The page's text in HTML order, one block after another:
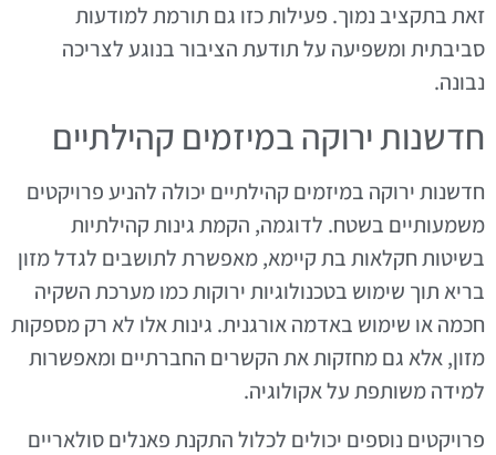
זאת בתקציב נמוך. פעילות כזו גם תורמת למודעות
סביבתית ומשפיעה על תודעת הציבור בנוגע לצריכה
נבונה.
חדשנות ירוקה במיזמים קהילתיים
חדשנות ירוקה במיזמים קהילתיים יכולה להניע פרויקטים
משמעותיים בשטח. לדוגמה, הקמת גינות קהילתיות
בשיטות חקלאות בת קיימא, מאפשרת לתושבים לגדל מזון
בריא תוך שימוש בטכנולוגיות ירוקות כמו מערכת השקיה
חכמה או שימוש באדמה אורגנית. גינות אלו לא רק מספקות
מזון, אלא גם מחזקות את הקשרים החברתיים ומאפשרות
למידה משותפת על אקולוגיה.
פרויקטים נוספים יכולים לכלול התקנת פאנלים סולאריים